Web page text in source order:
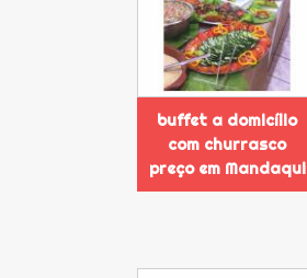
buffet a domicílio
com churrasco
preço em Mandaqui